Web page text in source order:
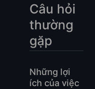
Câu hỏi
thường
gặp
Những lợi
ích của việc